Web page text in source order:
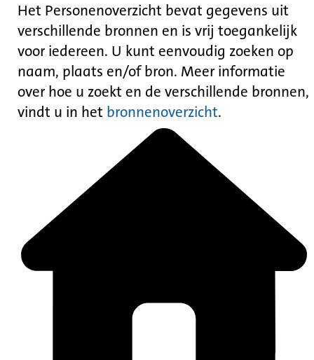
Het Personenoverzicht bevat gegevens uit
verschillende bronnen en is vrij toegankelijk
voor iedereen. U kunt eenvoudig zoeken op
naam, plaats en/of bron. Meer informatie
over hoe u zoekt en de verschillende bronnen,
vindt u in het bronnenoverzicht.